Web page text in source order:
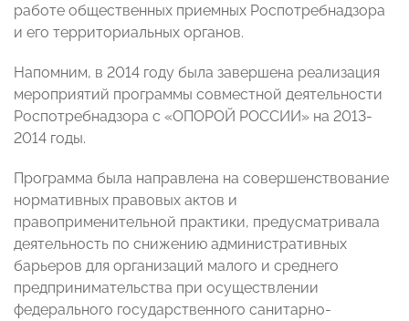
работе общественных приемных Роспотребнадзора
и его территориальных органов.
Напомним, в 2014 году была завершена реализация
мероприятий программы совместной деятельности
Роспотребнадзора с «ОПОРОЙ РОССИИ» на 2013-
2014 годы.
Программа была направлена на совершенствование
нормативных правовых актов и
правоприменительной практики, предусматривала
деятельность по снижению административных
барьеров для организаций малого и среднего
предпринимательства при осуществлении
федерального государственного санитарно-